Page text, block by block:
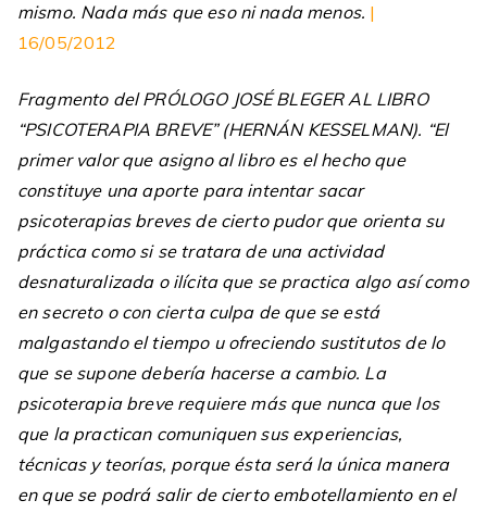
mismo. Nada más que eso ni nada menos. |
16/05/2012
Fragmento del PRÓLOGO JOSÉ BLEGER AL LIBRO
“PSICOTERAPIA BREVE” (HERNÁN KESSELMAN). “El
primer valor que asigno al libro es el hecho que
constituye una aporte para intentar sacar
psicoterapias breves de cierto pudor que orienta su
práctica como si se tratara de una actividad
desnaturalizada o ilícita que se practica algo así como
en secreto o con cierta culpa de que se está
malgastando el tiempo u ofreciendo sustitutos de lo
que se supone debería hacerse a cambio. La
psicoterapia breve requiere más que nunca que los
que la practican comuniquen sus experiencias,
técnicas y teorías, porque ésta será la única manera
en que se podrá salir de cierto embotellamiento en el